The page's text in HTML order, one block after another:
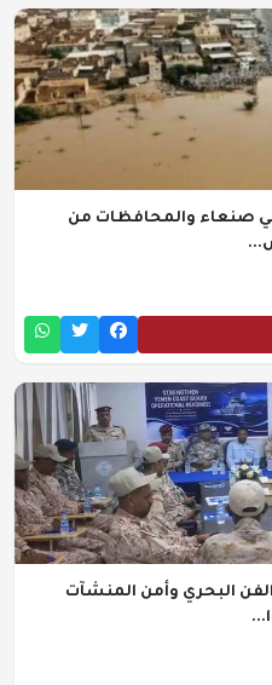
في صنعاء والمحافظات من
البحري وأمن المنشآت